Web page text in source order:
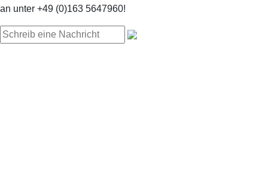
an unter +49 (0)163 5647960!